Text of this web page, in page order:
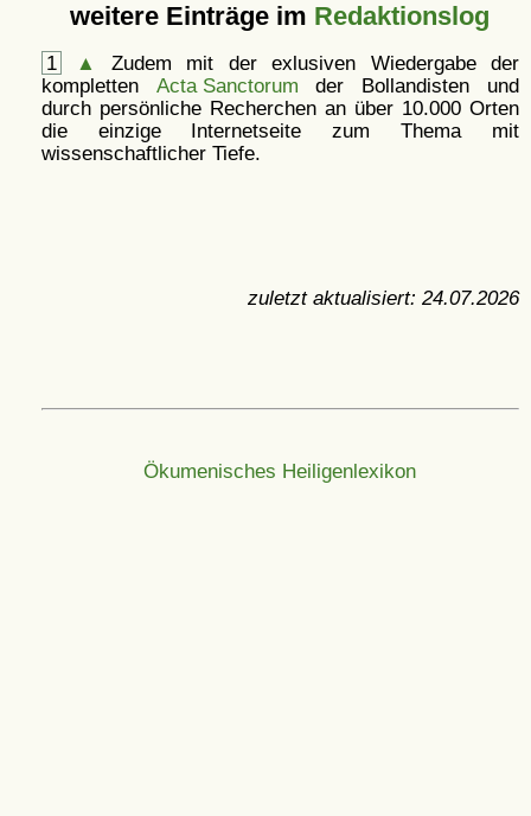
weitere Einträge im Redaktionslog
1 ▲
Zudem mit der exlusiven Wiedergabe der
kompletten Acta Sanctorum der Bollandisten und
durch persönliche Recherchen an über 10.000 Orten
die einzige Internetseite zum Thema mit
wissenschaftlicher Tiefe.
zuletzt aktualisiert: 24.07.2026
Ökumenisches Heiligenlexikon